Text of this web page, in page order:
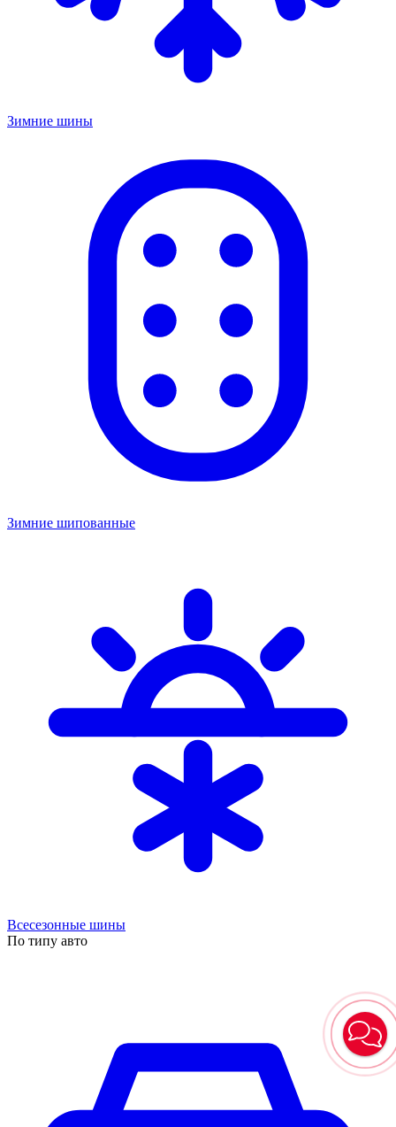
Зимние шины
Зимние шипованные
Всесезонные шины
По типу авто